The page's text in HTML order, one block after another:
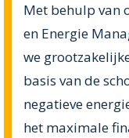
Met behulp van
en Energie
we
basis van de
negatieve
het maximale